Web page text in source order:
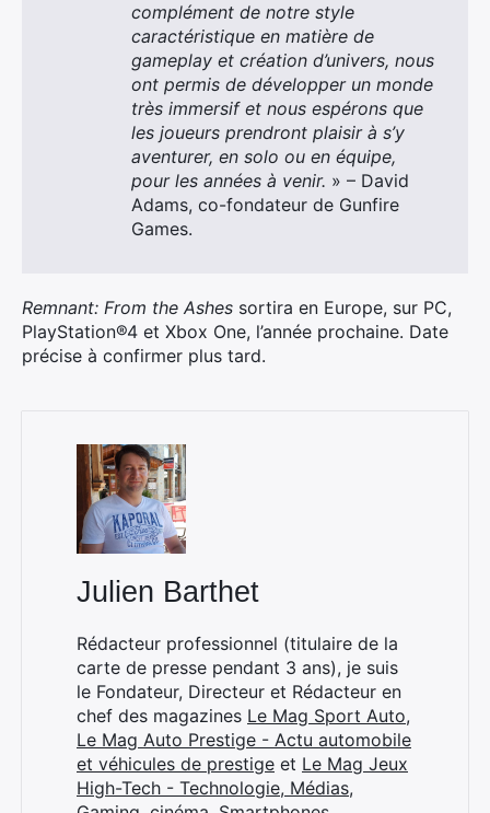
complément de notre style
caractéristique en matière de
gameplay et création d’univers, nous
ont permis de développer un monde
très immersif et nous espérons que
les joueurs prendront plaisir à s’y
aventurer, en solo ou en équipe,
pour les années à venir. » – David
Adams, co-fondateur de Gunfire
Games.
Remnant: From the Ashes sortira en Europe, sur PC,
PlayStation®4 et Xbox One, l’année prochaine. Date
précise à confirmer plus tard.
Julien Barthet
Rédacteur professionnel (titulaire de la
carte de presse pendant 3 ans), je suis
le Fondateur, Directeur et Rédacteur en
chef des magazines Le Mag Sport Auto,
Le Mag Auto Prestige - Actu automobile
et véhicules de prestige et Le Mag Jeux
High-Tech - Technologie, Médias,